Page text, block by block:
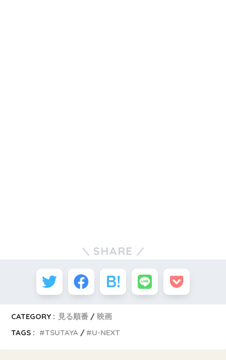
SHARE
CATEGORY : 見る順番
映画
TAGS :
TSUTAYA U-NEXT